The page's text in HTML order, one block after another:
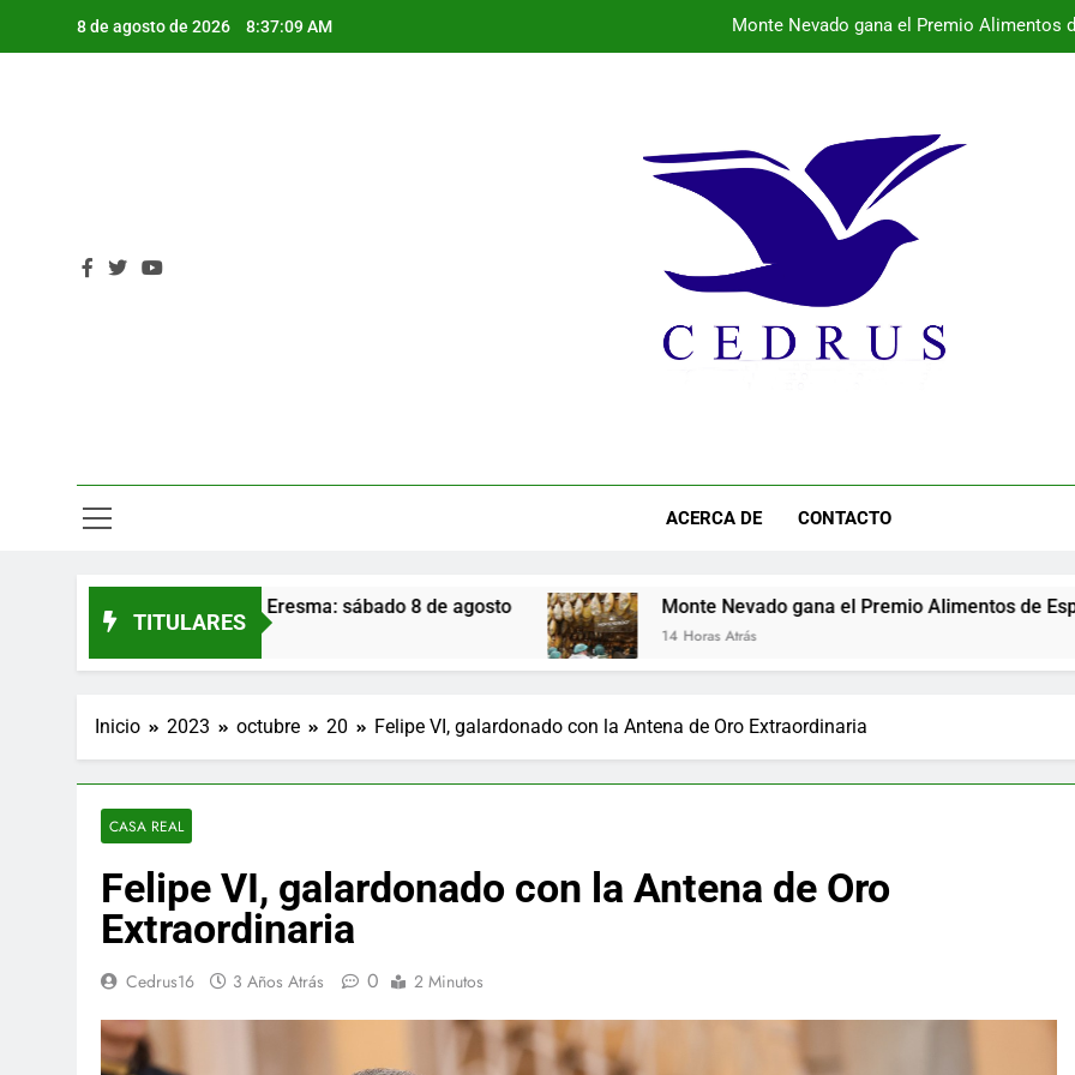
8 de agosto de 2026 8:37:10 AM Monte Nevado gana el Premio Alimentos
Programa de la semana cultural de
Monte Nevado gana el Premio Alimentos
La provincia vibra este fin de semana con
ACERCA DE CONTACTO
TITULARES
Palazuelos de Eresma: sábado 8 de agosto Monte Nevado gana el Premio Alimentos de España a los
14 Horas Atrás
Inicio 2023 octubre 20 Felipe VI, galardonado con la Antena de Oro Extraordinaria
CASA REAL
Felipe VI, galardonado con la Antena de Oro
Extraordinaria
Cedrus16 3 Años Atrás 0 2 Minutos